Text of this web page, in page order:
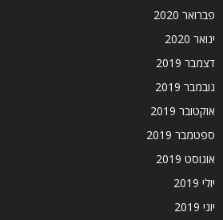
פברואר 2020
ינואר 2020
דצמבר 2019
נובמבר 2019
אוקטובר 2019
ספטמבר 2019
אוגוסט 2019
יולי 2019
יוני 2019